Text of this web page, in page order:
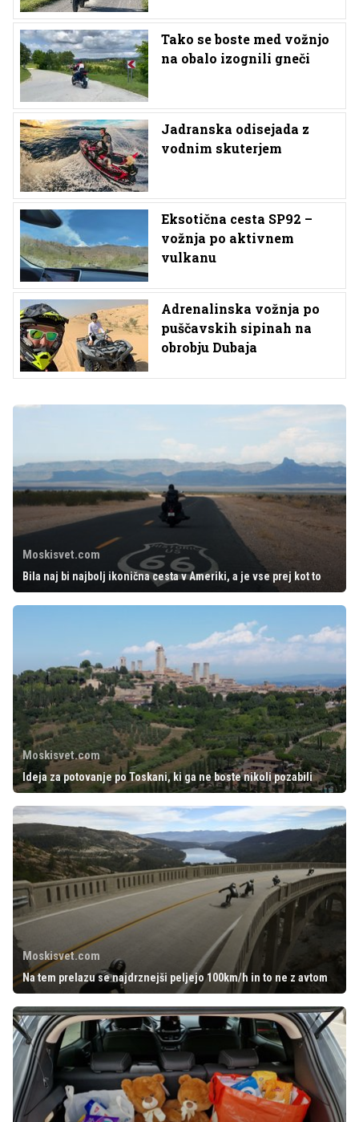
Tako se boste med vožnjo
na obalo izognili gneči
Jadranska odisejada z
vodnim skuterjem
Eksotična cesta SP92 –
vožnja po aktivnem
vulkanu
Adrenalinska vožnja po
puščavskih sipinah na
obrobju Dubaja
Moskisvet.com
Bila naj bi najbolj ikonična cesta v Ameriki, a je vse prej kot to
Moskisvet.com
Ideja za potovanje po Toskani, ki ga ne boste nikoli pozabili
Moskisvet.com
Na tem prelazu se najdrznejši peljejo 100km/h in to ne z avtom